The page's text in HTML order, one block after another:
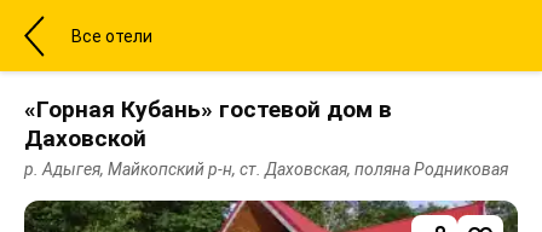
Все отели
«Горная Кубань» гостевой дом в
Даховской
р. Адыгея, Майкопский р-н, ст. Даховская, поляна Родниковая